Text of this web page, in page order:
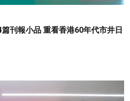
刊報小品 重看香港60年代市井日